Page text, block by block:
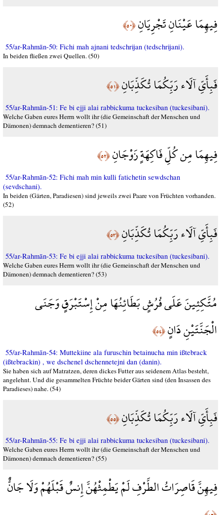
فِيهِمَا عَيْنَانِ تَجْرِيَانِ﴿٥٠﴾
55/ar-Rahmān-50: Fichi mah ajnani tedschrijan (tedschrijani).
In beiden fließen zwei Quellen. (50)
فَبِأَيِّ آلَاء رَبِّكُمَا تُكَذِّبَانِ﴿٥١﴾
55/ar-Rahmān-51: Fe bi ejji alai rabbickuma tuckesiban (tuckesibani).
Welche Gaben eures Herrn wollt ihr (die Gemeinschaft der Menschen und
Dämonen) demnach dementieren? (51)
فِيهِمَا مِن كُلِّ فَاكِهَةٍ زَوْجَانِ﴿٥٢﴾
55/ar-Rahmān-52: Fichi mah min kulli fatichetin sewdschan
(sevdschani).
In beiden (Gärten, Paradiesen) sind jeweils zwei Paare von Früchten vorhanden.
(52)
فَبِأَيِّ آلَاء رَبِّكُمَا تُكَذِّبَانِ﴿٥٣﴾
55/ar-Rahmān-53: Fe bi ejji alai rabbickuma tuckesiban (tuckesibani).
Welche Gaben eures Herrn wollt ihr (die Gemeinschaft der Menschen und
Dämonen) demnach dementieren? (53)
مُتَّكِئِينَ عَلَى فُرُشٍ بَطَائِنُهَا مِنْ إِسْتَبْرَقٍ وَجَنَى
الْجَنَّتَيْنِ دَانٍ﴿٥٤﴾
55/ar-Rahmān-54: Muttekiine ala furuschin betainucha min ißtebrack
(ißtebrackin) , we dschenel dschennetejni dan (danin).
Sie haben sich auf Matratzen, deren dickes Futter aus seidenem Atlas besteht,
angelehnt. Und die gesammelten Früchte beider Gärten sind (den Insassen des
Paradieses) nahe. (54)
فَبِأَيِّ آلَاء رَبِّكُمَا تُكَذِّبَانِ﴿٥٥﴾
55/ar-Rahmān-55: Fe bi ejji alai rabbickuma tuckesiban (tuckesibani).
Welche Gaben eures Herrn wollt ihr (die Gemeinschaft der Menschen und
Dämonen) demnach dementieren? (55)
فِيهِنَّ قَاصِرَاتُ الطَّرْفِ لَمْ يَطْمِثْهُنَّ إِنسٌ قَبْلَهُمْ وَلَا جَانٌّ